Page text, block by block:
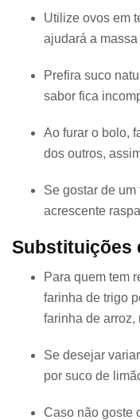
Utilize ovos em
ajudará a
Prefira suco
sabor fica
Ao furar o bolo,
dos outros,
Se gostar de
acrescente
Substituições
Para quem tem
farinha de trigo
farinha de arroz,
Se desejar
por suco de
Caso não goste